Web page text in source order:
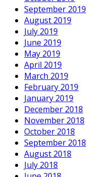
September 2019
August 2019
July 2019
June 2019
May 2019
April 2019
March 2019
February 2019
January 2019
December 2018
November 2018
October 2018
September 2018
August 2018
July 2018